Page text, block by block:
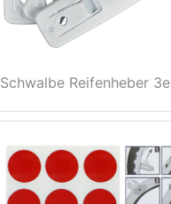
Schwalbe Reifenheber